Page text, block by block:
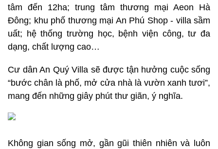
tâm đến 12ha; trung tâm thương mại Aeon Hà
Đông; khu phố thương mại An Phú Shop - villa sầm
uất; hệ thống trường học, bệnh viện công, tư đa
dạng, chất lượng cao…
Cư dân An Quý Villa sẽ được tận hưởng cuộc sống
“bước chân là phố, mở cửa nhà là vườn xanh tươi”,
mang đến những giây phút thư giãn, ý nghĩa.
Không gian sống mở, gần gũi thiên nhiên và luôn